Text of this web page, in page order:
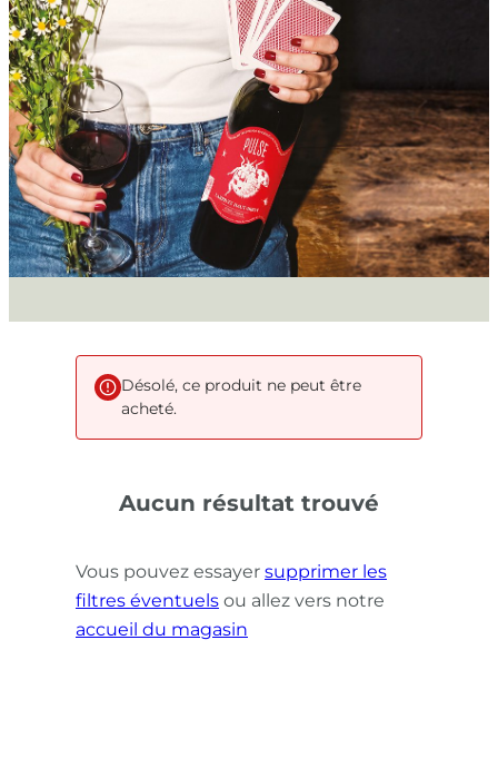
Désolé, ce produit ne peut être
acheté.
Aucun résultat trouvé
Vous pouvez essayer supprimer les
filtres éventuels ou allez vers notre
accueil du magasin